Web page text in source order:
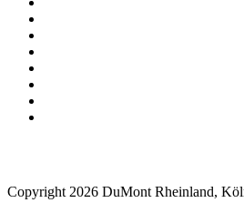
Copyright 2026 DuMont Rheinland,